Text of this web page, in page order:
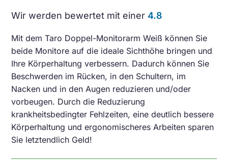
Wir werden bewertet mit einer 4.8
Mit dem Taro Doppel-Monitorarm Weiß können Sie
beide Monitore auf die ideale Sichthöhe bringen und
Ihre Körperhaltung verbessern. Dadurch können Sie
Beschwerden im Rücken, in den Schultern, im
Nacken und in den Augen reduzieren und/oder
vorbeugen. Durch die Reduzierung
krankheitsbedingter Fehlzeiten, eine deutlich bessere
Körperhaltung und ergonomischeres Arbeiten sparen
Sie letztendlich Geld!